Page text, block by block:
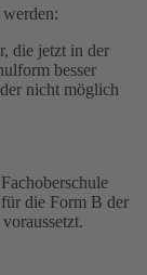
die jetzt in der
besser
nicht möglich
die Form B der